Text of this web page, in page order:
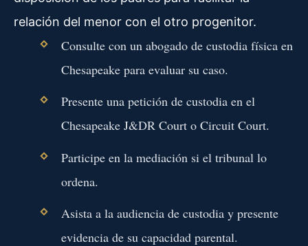
relación del menor con el otro progenitor.
Consulte con un abogado de custodia física en
Chesapeake para evaluar su caso.
Presente una petición de custodia en el
Chesapeake J&DR Court o Circuit Court.
Participe en la mediación si el tribunal lo
ordena.
Asista a la audiencia de custodia y presente
evidencia de su capacidad parental.